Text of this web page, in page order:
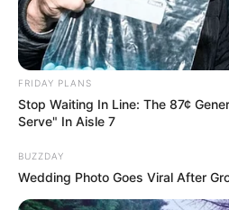
FRIDAY PLANS
Stop Waiting In Line: The 87¢
Serve" In Aisle 7
BUZZDAY
Wedding Photo Goes Viral After